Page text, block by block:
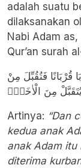
adalah suatu
dilaksanakan
Nabi Adam
Qur’an surah
قُرْبَانًا فَتُقُبِّلَ مِنْ
يُتَقَبَّلْ مِنَ الْاٰخَرِۗ
Artinya: “Dan
kedua anak
anak Adam itu
diterima